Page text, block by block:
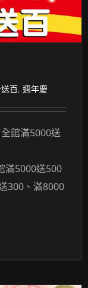
百, 週年慶
館滿5000送
滿5000送500
300、滿8000